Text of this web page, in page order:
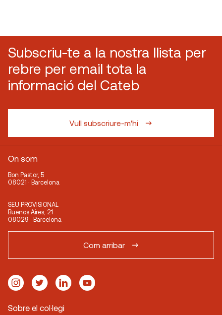
Subscriu-te a la nostra llista per
rebre per email tota la
informació del Cateb
Vull subscriure-m'hi
On som
Bon Pastor, 5
08021 · Barcelona
SEU PROVISIONAL
Buenos Aires, 21
08029 · Barcelona
Com arribar
Sobre el col·legi